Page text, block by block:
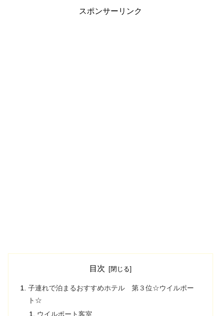
スポンサーリンク
目次
子連れで泊まるおすすめホテル 第３位☆ウイルポー
ト☆
ウイルポート客室